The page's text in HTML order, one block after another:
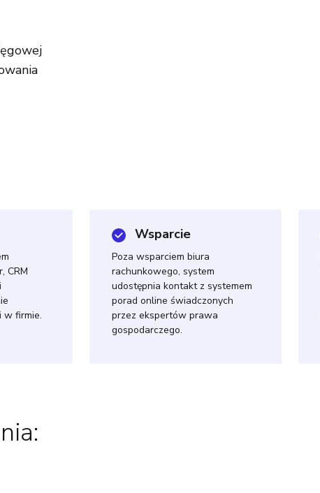
CRM
w firmie.
Wsparcie
Poza wsparciem biura
rachunkowego, system
udostępnia kontakt z systemem
porad online świadczonych
przez ekspertów prawa
gospodarczego.